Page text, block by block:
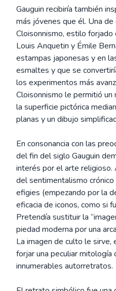
Gauguin recibiría también
más jóvenes que él. Una
Cloisonnismo, estilo
Louis Anquetin y Émile
estampas japonesas y en
esmaltes y que se
los experimentos más
Cloisonnismo le permitió un
la superficie pictórica
planas y un dibujo
En consonancia con las
del fin del siglo Gauguin
interés por el arte religioso.
del sentimentalismo
efigies (empezando por la
eficacia de iconos, como si
Pretendía sustituir la
piedad moderna por una
La imagen de culto le sirve,
forjar una peculiar mitología
innumerables autorretratos.